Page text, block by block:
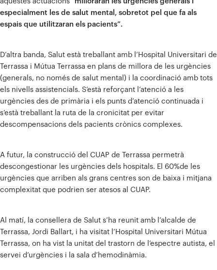
especialment les de salut mental, sobretot pel que fa als
espais que utilitzaran els pacients”.
D’altra banda, Salut està treballant amb l’Hospital Universitari de
Terrassa i Mútua Terrassa en plans de millora de les urgències
(generals, no només de salut mental) i la coordinació amb tots
els nivells assistencials. S’està reforçant l’atenció a les
urgències des de primària i els punts d’atenció continuada i
s’està treballant la ruta de la cronicitat per evitar
descompensacions dels pacients crònics complexes.
A futur, la construcció del CUAP de Terrassa permetrà
descongestionar les urgències dels hospitals. El 60%de les
urgències que arriben als grans centres son de baixa i mitjana
complexitat que podrien ser atesos al CUAP.
Al matí, la consellera de Salut s’ha reunit amb l’alcalde de
Terrassa, Jordi Ballart, i ha visitat l’Hospital Universitari Mútua
Terrassa, on ha vist la unitat del trastorn de l’espectre autista, el
servei d’urgències i la sala d’hemodinàmia.